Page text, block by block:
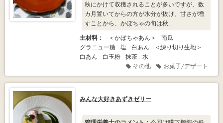
秋にかけて収穫されることが多いですが、数
カ月置いてからの方が水分が抜け、甘さが増
すことから、かぼちゃの旬は秋...
主材料：
＜かぼちゃあん＞
南瓜
グラニュー糖
塩 白あん
＜練り切り生地＞
白あん
白玉粉 抹茶
水
その他
お菓子/デザート
みんな大好きあずきゼリー